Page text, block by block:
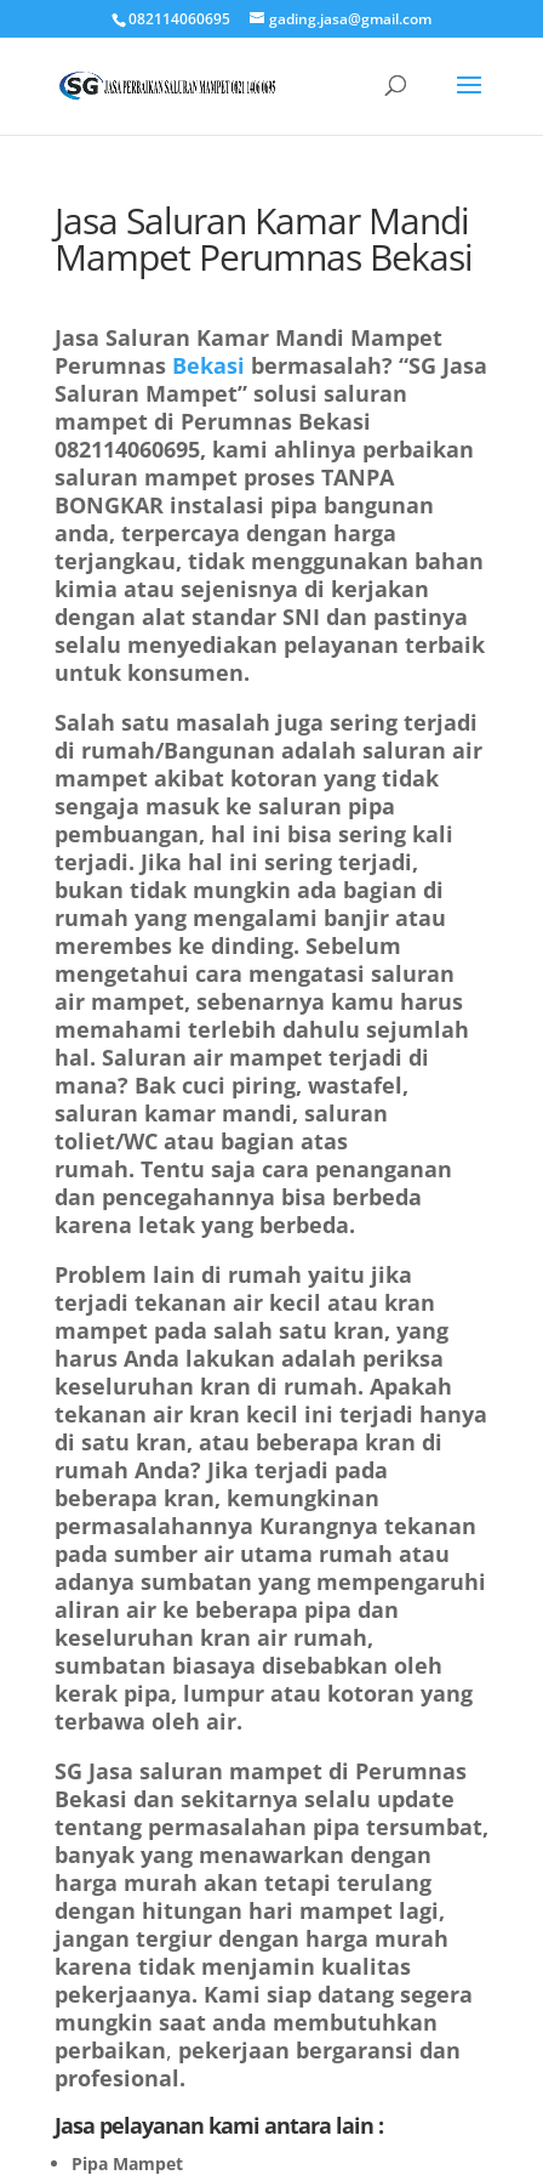
082114060695 gading.jasa@gmail.com
Jasa Saluran Kamar Mandi
Mampet Perumnas Bekasi
Jasa Saluran Kamar Mandi Mampet
Perumnas Bekasi bermasalah? “SG Jasa
Saluran Mampet” solusi saluran
mampet di Perumnas Bekasi
082114060695, kami ahlinya perbaikan
saluran mampet proses TANPA
BONGKAR instalasi pipa bangunan
anda, terpercaya dengan harga
terjangkau, tidak menggunakan bahan
kimia atau sejenisnya di kerjakan
dengan alat standar SNI dan pastinya
selalu menyediakan pelayanan terbaik
untuk konsumen.
Salah satu masalah juga sering terjadi
di rumah/Bangunan adalah saluran air
mampet akibat kotoran yang tidak
sengaja masuk ke saluran pipa
pembuangan, hal ini bisa sering kali
terjadi. Jika hal ini sering terjadi,
bukan tidak mungkin ada bagian di
rumah yang mengalami banjir atau
merembes ke dinding. Sebelum
mengetahui cara mengatasi saluran
air mampet, sebenarnya kamu harus
memahami terlebih dahulu sejumlah
hal. Saluran air mampet terjadi di
mana? Bak cuci piring, wastafel,
saluran kamar mandi, saluran
toliet/WC atau bagian atas
rumah. Tentu saja cara penanganan
dan pencegahannya bisa berbeda
karena letak yang berbeda.
Problem lain di rumah yaitu jika
terjadi tekanan air kecil atau kran
mampet pada salah satu kran, yang
harus Anda lakukan adalah periksa
keseluruhan kran di rumah. Apakah
tekanan air kran kecil ini terjadi hanya
di satu kran, atau beberapa kran di
rumah Anda? Jika terjadi pada
beberapa kran, kemungkinan
permasalahannya Kurangnya tekanan
pada sumber air utama rumah atau
adanya sumbatan yang mempengaruhi
aliran air ke beberapa pipa dan
keseluruhan kran air rumah,
sumbatan biasaya disebabkan oleh
kerak pipa, lumpur atau kotoran yang
terbawa oleh air.
SG Jasa saluran mampet di Perumnas
Bekasi dan sekitarnya selalu update
tentang permasalahan pipa tersumbat,
banyak yang menawarkan dengan
harga murah akan tetapi terulang
dengan hitungan hari mampet lagi,
jangan tergiur dengan harga murah
karena tidak menjamin kualitas
pekerjaanya. Kami siap datang segera
mungkin saat anda membutuhkan
perbaikan, pekerjaan bergaransi dan
profesional.
Jasa pelayanan kami antara lain :
Pipa Mampet